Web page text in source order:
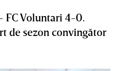
FC Voluntari 4-0.
de sezon convingător